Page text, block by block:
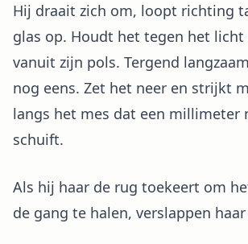
Hij draait zich om, loopt richting
glas op. Houdt het tegen het
vanuit zijn pols. Tergend
nog eens. Zet het neer en strijkt
langs het mes dat een millimeter
schuift.
Als hij haar de rug toekeert om
de gang te halen, verslappen